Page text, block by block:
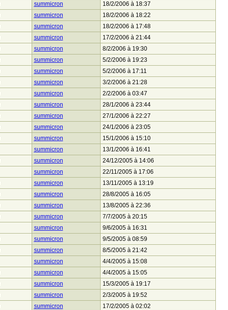
summicron
18/2/2006 à 18:37
summicron
18/2/2006 à 18:22
summicron
18/2/2006 à 17:48
summicron
17/2/2006 à 21:44
summicron
8/2/2006 à 19:30
summicron
5/2/2006 à 19:23
summicron
5/2/2006 à 17:11
summicron
3/2/2006 à 21:28
summicron
2/2/2006 à 03:47
summicron
28/1/2006 à 23:44
summicron
27/1/2006 à 22:27
summicron
24/1/2006 à 23:05
summicron
15/1/2006 à 15:10
summicron
13/1/2006 à 16:41
summicron
24/12/2005 à 14:06
summicron
22/11/2005 à 17:06
summicron
13/11/2005 à 13:19
summicron
28/8/2005 à 16:05
summicron
13/8/2005 à 22:36
summicron
7/7/2005 à 20:15
summicron
9/6/2005 à 16:31
summicron
9/5/2005 à 08:59
summicron
8/5/2005 à 21:42
summicron
4/4/2005 à 15:08
summicron
4/4/2005 à 15:05
summicron
15/3/2005 à 19:17
summicron
2/3/2005 à 19:52
summicron
17/2/2005 à 02:02